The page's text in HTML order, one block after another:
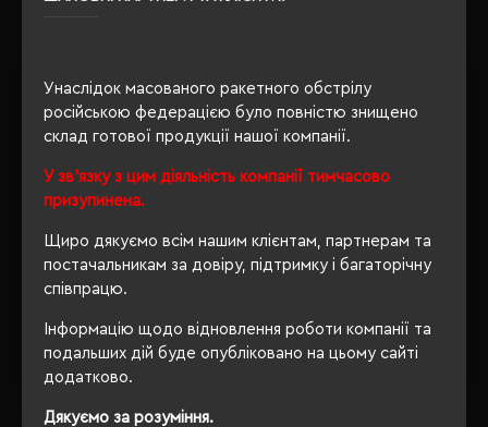
Унаслідок масованого ракетного обстрілу
російською федерацією було повністю знищено
склад готової продукції нашої компанії.
У зв'язку з цим діяльність компанії тимчасово
призупинена.
Щиро дякуємо всім нашим клієнтам, партнерам та
постачальникам за довіру, підтримку і багаторічну
співпрацю.
Інформацію щодо відновлення роботи компанії та
подальших дій буде опубліковано на цьому сайті
додатково.
Дякуємо за розуміння.
Форма козирка вигнутий
РЕКОМЕНДУЄМО